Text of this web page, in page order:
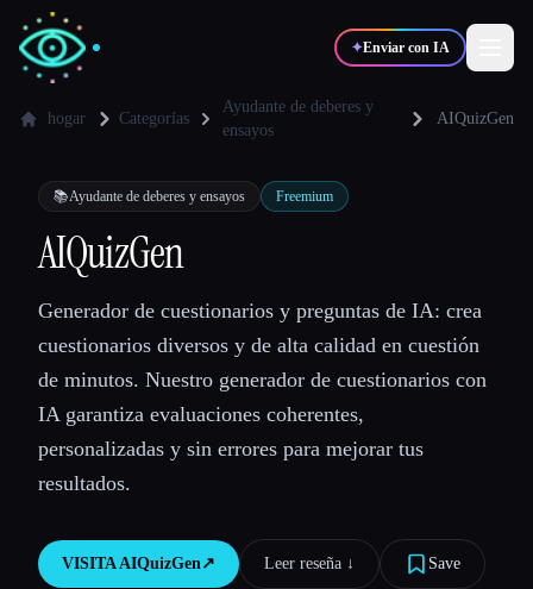
✦Enviar con IA
💻Desarrolladores
🎓Estudiantes 🎬Creadores
Blog
Todas las categorías
hogar Categorías
Ayudante de deberes y
ensayos
AIQuizGen
📚Ayudante de deberes y ensayos Freemium
AIQuizGen
Generador de cuestionarios y preguntas de IA: crea
cuestionarios diversos y de alta calidad en cuestión
de minutos. Nuestro generador de cuestionarios con
IA garantiza evaluaciones coherentes,
personalizadas y sin errores para mejorar tus
resultados.
VISITAAIQuizGen↗︎ Leer reseña ↓︎ Save